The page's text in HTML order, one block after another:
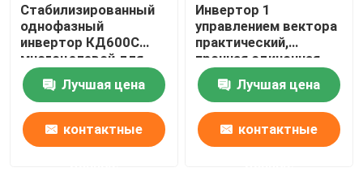
Стабилизированный
однофазный
инвертор КД600С
многоцелевой для
дробилки
Лучшая цена
контактные
Инвертор 1
управлением вектора
практический,
прочная одиночная
фаза инвертора 12КВ
Лучшая цена
контактные